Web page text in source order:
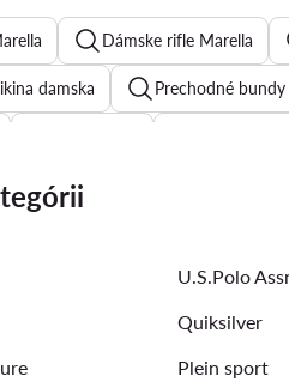
Dámske rifle Marella
damska Prechodné
plesove šaty
U.S.Polo
Quiksilver
Plein sport